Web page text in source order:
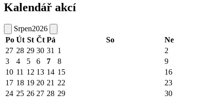
Kalendář akcí
Srpen2026
Po Út St Čt Pá So
Ne
27 28 29 30 31 1
2
3
4 5 6 7 8
9
10 11 12 13 14 15
16
17 18 19 20 21 22
23
24 25 26 27 28 29 30